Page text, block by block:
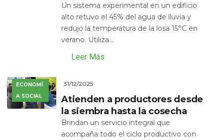
Un sistema experimental en un edificio
alto retuvo el 45% del agua de lluvia y
redujo la temperatura de la losa 15°C en
verano. Utiliza...
Leer Más
ECONOMÍ
A SOCIAL
31/12/2025
Atienden a productores desde
la siembra hasta la cosecha
Brindan un servicio integral que
acompaña todo el ciclo productivo con